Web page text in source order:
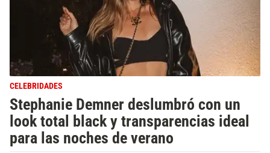
CELEBRIDADES
Stephanie Demner deslumbró con un
look total black y transparencias ideal
para las noches de verano